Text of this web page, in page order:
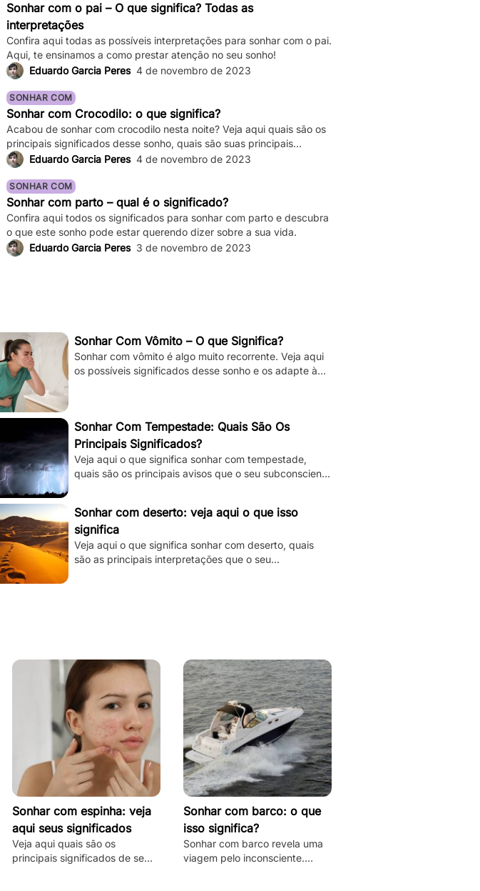
Sonhar com o pai – O que significa? Todas as
interpretações
Confira aqui todas as possíveis interpretações para sonhar com o pai.
Aqui, te ensinamos a como prestar atenção no seu sonho!
Eduardo Garcia Peres 4 de novembro de 2023
SONHAR COM
Sonhar com Crocodilo: o que significa?
Acabou de sonhar com crocodilo nesta noite? Veja aqui quais são os
principais significados desse sonho, quais são suas principais
variações!Eduardo Garcia Peres 4 de novembro de 2023
SONHAR COM
Sonhar com parto – qual é o significado?
Confira aqui todos os significados para sonhar com parto e descubra
o que este sonho pode estar querendo dizer sobre a sua vida.
Eduardo Garcia Peres 3 de novembro de 2023
Sonhar Com Vômito – O que Significa?
Sonhar com vômito é algo muito recorrente. Veja aqui
os possíveis significados desse sonho e os adapte à
Sonhar Com Tempestade: Quais São Os
Principais Significados?
Veja aqui o que significa sonhar com tempestade,
quais são os principais avisos que o seu subconsciente
Sonhar com deserto: veja aqui o que isso
significa
Veja aqui o que significa sonhar com deserto, quais
são as principais interpretações que o seu
Sonhar com espinha: veja
aqui seus significados
Veja aqui quais são os
principais significados de se
Sonhar com barco: o que
isso significa?
Sonhar com barco revela uma
viagem pelo inconsciente.